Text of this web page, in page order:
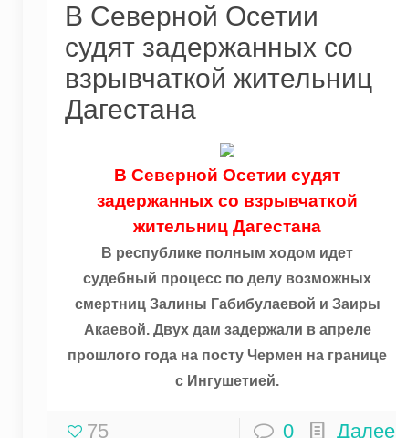
В Северной Осетии
судят задержанных со
взрывчаткой жительниц
Дагестана
В Северной Осетии судят
задержанных со взрывчаткой
жительниц Дагестана
В республике полным ходом идет
судебный процесс по делу возможных
смертниц Залины Габибулаевой и Заиры
Акаевой. Двух дам задержали в апреле
прошлого года на посту Чермен на границе
с Ингушетией.
75 0 Далее